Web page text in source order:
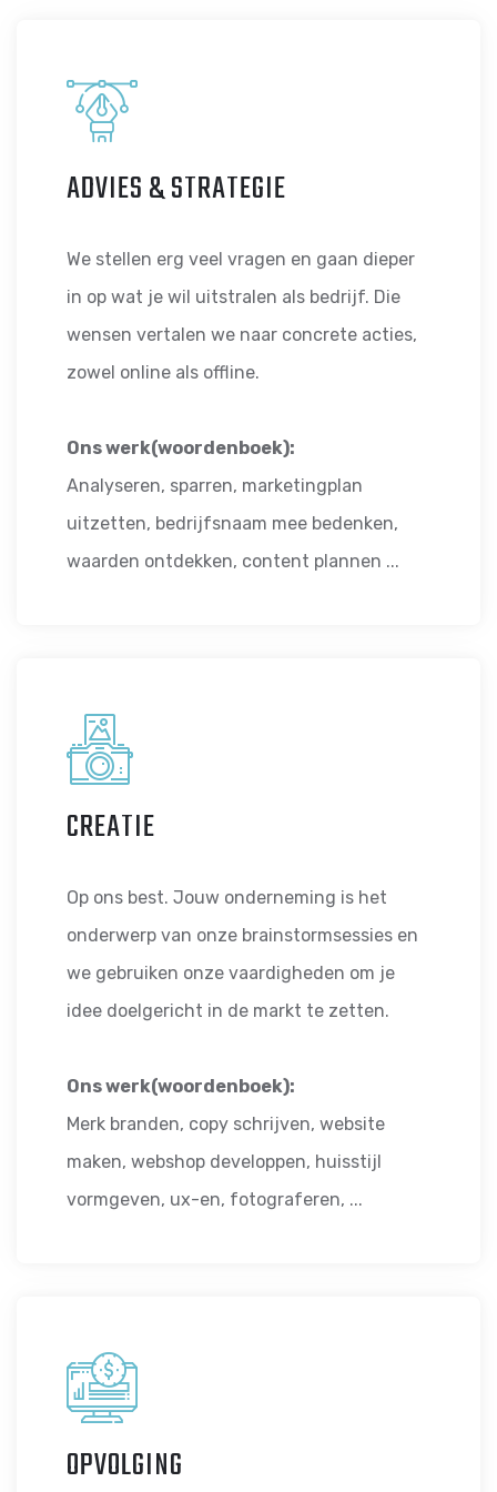
ADVIES & STRATEGIE
We stellen erg veel vragen en gaan dieper
in op wat je wil uitstralen als bedrijf. Die
wensen vertalen we naar concrete acties,
zowel online als offline.
Ons werk(woordenboek):
Analyseren, sparren, marketingplan
uitzetten, bedrijfsnaam mee bedenken,
waarden ontdekken, content plannen ...
CREATIE
Op ons best. Jouw onderneming is het
onderwerp van onze brainstormsessies en
we gebruiken onze vaardigheden om je
idee doelgericht in de markt te zetten.
Ons werk(woordenboek):
Merk branden, copy schrijven, website
maken, webshop developpen, huisstijl
vormgeven, ux-en, fotograferen, ...
OPVOLGING